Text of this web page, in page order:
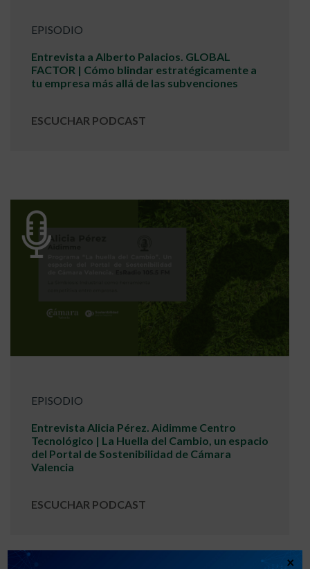
EPISODIO
Entrevista a Alberto Palacios. GLOBAL
FACTOR | Cómo blindar estratégicamente a
tu empresa más allá de las subvenciones
ESCUCHAR PODCAST
EPISODIO
Entrevista Alicia Pérez. Aidimme Centro
Tecnológico | La Huella del Cambio, un espacio
del Portal de Sostenibilidad de Cámara
Valencia
ESCUCHAR PODCAST
×